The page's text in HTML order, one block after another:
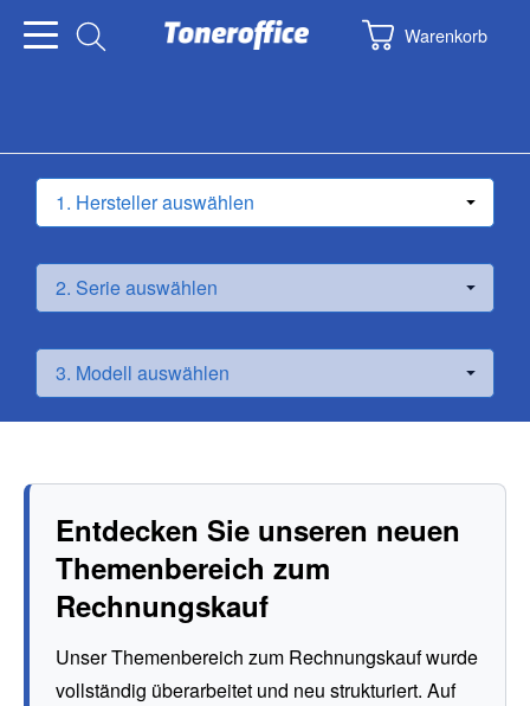
Warenkorb
Entdecken Sie unseren neuen
Themenbereich zum
Rechnungskauf
Unser Themenbereich zum Rechnungskauf wurde
vollständig überarbeitet und neu strukturiert. Auf